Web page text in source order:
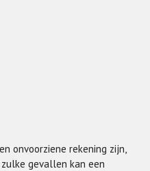
onvoorziene rekening zijn,
gevallen kan een